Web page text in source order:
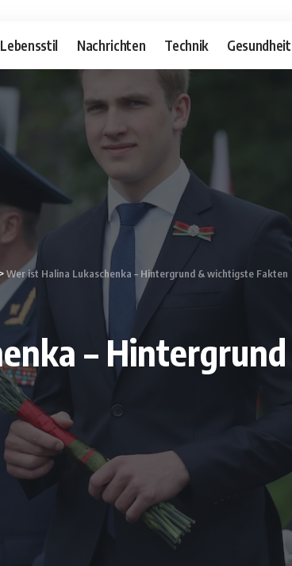
Lebensstil Nachrichten Technik Gesundheit
>Wer ist Halina Lukaschenka – Hintergrund & wichtigste Fakten
–